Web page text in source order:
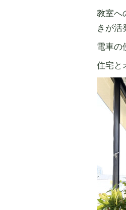
教室へ
きが活
電車の
住宅と